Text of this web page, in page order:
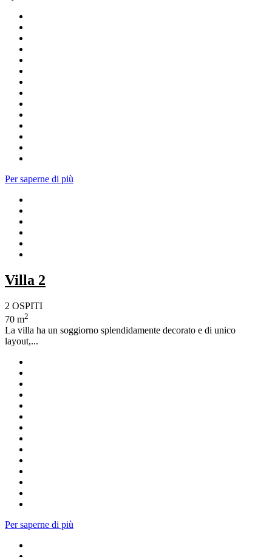
Per saperne di più
Villa 2
2 OSPITI
70 m2
La villa ha un soggiorno splendidamente decorato e di unico
layout,...
Per saperne di più